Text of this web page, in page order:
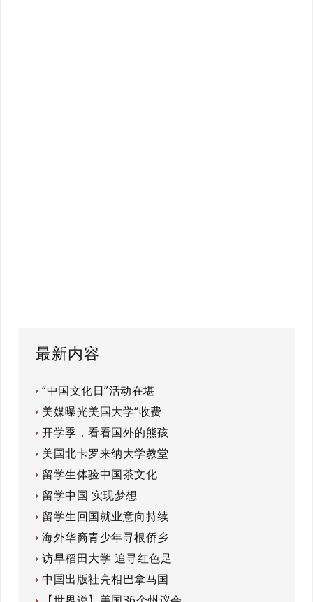
最新内容
“中国文化日”活动在堪
美媒曝光美国大学“收费
开学季，看看国外的熊孩
美国北卡罗来纳大学教堂
留学生体验中国茶文化
留学中国 实现梦想
留学生回国就业意向持续
海外华裔青少年寻根侨乡
访早稻田大学 追寻红色足
中国出版社亮相巴拿马国